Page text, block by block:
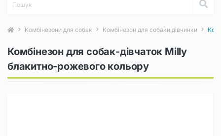
Комбінезони для собак Комбінезон для собаки дівчинки
Комбінезон для собак-дівчаток Milly
блакитно-рожевого кольору